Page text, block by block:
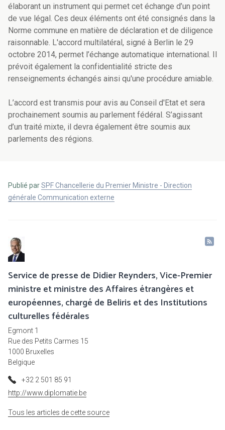
élaborant un instrument qui permet cet échange d’un point
de vue légal. Ces deux éléments ont été consignés dans la
Norme commune en matière de déclaration et de diligence
raisonnable. L'accord multilatéral, signé à Berlin le 29
octobre 2014, permet l’échange automatique international. Il
prévoit également la confidentialité stricte des
renseignements échangés ainsi qu'une procédure amiable.
L’accord est transmis pour avis au Conseil d'Etat et sera
prochainement soumis au parlement fédéral. S’agissant
d’un traité mixte, il devra également être soumis aux
parlements des régions.
Publié parSPF Chancellerie du Premier Ministre - Direction
générale Communication externe
Service de presse de Didier Reynders, Vice-Premier
ministre et ministre des Affaires étrangères et
européennes, chargé de Beliris et des Institutions
culturelles fédérales
Egmont 1
Rue des Petits Carmes 15
1000 Bruxelles
Belgique
+32 2 501 85 91
http://www.diplomatie.be
Tous les articles de cette source